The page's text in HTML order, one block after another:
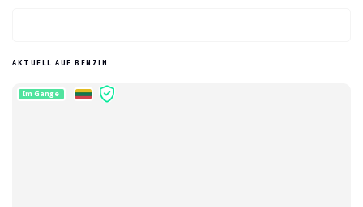
AKTUELL AUF BENZIN
Im Gange